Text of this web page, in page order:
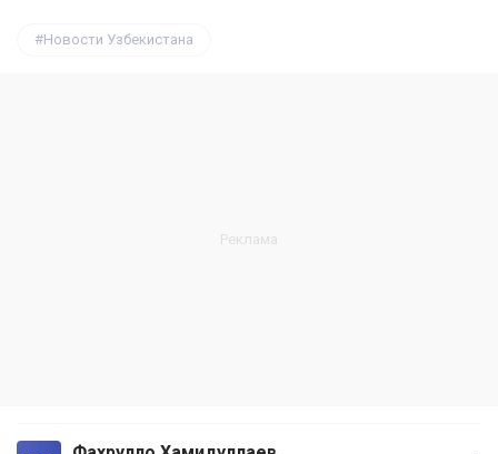
Новости Узбекистана